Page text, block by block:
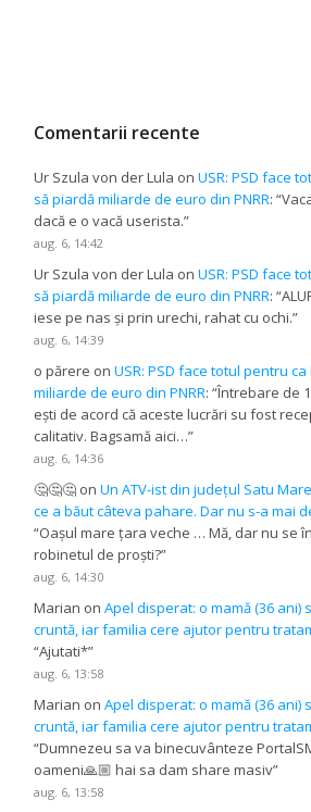
Comentarii recente
Ur Szula von der Lula onUSR: PSD face
să piardă miliarde de euro din PNRR: “
dacă e o vacă userista.”
aug. 6, 14:42
Ur Szula von der Lula onUSR: PSD face
să piardă miliarde de euro din PNRR: “
iese pe nas și prin urechi, rahat cu ochi.”
aug. 6, 14:39
o părere onUSR: PSD face totul pentru
miliarde de euro din PNRR: “Întrebare de
ești de acord că aceste lucrări su fost
calitativ. Bagsamă aici…”
aug. 6, 14:36
🤔🤔🤔 onUn ATV-ist din județul Satu
ce a băut câteva pahare. Dar nu s-a mai
“Oașul mare țara veche … Mă, dar nu se
robinetul de proști?”
aug. 6, 14:30
Marian onApel disperat: o mamă (36 ani)
cruntă, iar familia cere ajutor pentru
“Ajutati*”
aug. 6, 13:58
Marian onApel disperat: o mamă (36 ani)
cruntă, iar familia cere ajutor pentru
“Dumnezeu sa va binecuvânteze
oameni🙏🏼 hai sa dam share masiv”
aug. 6, 13:58